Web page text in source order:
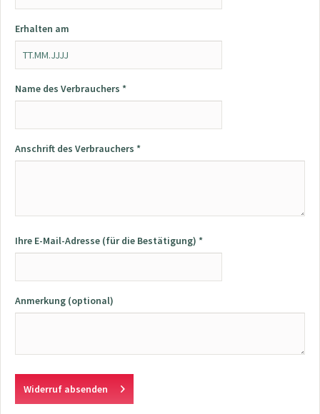
Erhalten am
Name des Verbrauchers *
Anschrift des Verbrauchers *
Ihre E-Mail-Adresse (für die Bestätigung) *
Anmerkung (optional)
Widerruf absenden